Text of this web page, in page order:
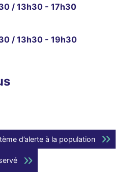
/ 13h30 - 17h30
/ 13h30 - 19h30
d’alerte à la population